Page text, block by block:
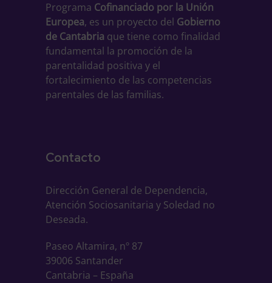
Programa Cofinanciado por la Unión
Europea, es un proyecto del Gobierno
de Cantabria que tiene como finalidad
fundamental la promoción de la
parentalidad positiva y el
fortalecimiento de las competencias
parentales de las familias.
Contacto
Dirección General de Dependencia,
Atención Sociosanitaria y Soledad no
Deseada.
Paseo Altamira, nº 87
39006 Santander
Cantabria – España